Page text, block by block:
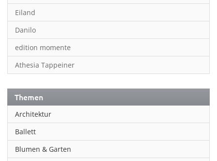
Eiland
Danilo
edition momente
Athesia Tappeiner
Themen
Architektur
Ballett
Blumen & Garten